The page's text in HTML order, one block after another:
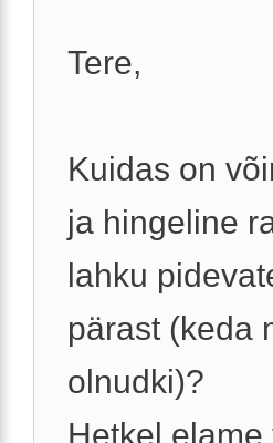
Tere,
Kuidas on
ja hingeline
lahku
pärast (keda
olnudki)?
Hetkel elame